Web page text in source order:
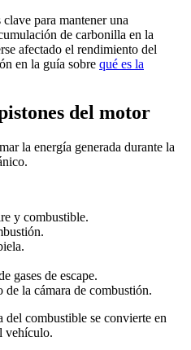
para mantener una
de carbonilla en la
afectado el rendimiento del
en la guía sobre qué es la
del motor
la energía generada durante la
y combustible.
gases de escape.
la cámara de combustión.
del combustible se convierte en
vehículo.